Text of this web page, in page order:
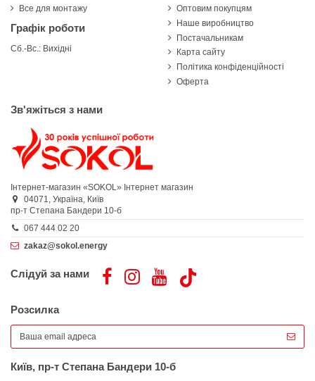
Все для монтажу
Графік роботи
Сб.-Вс.: Вихідні
Оптовим покупцям
Наше виробництво
Постачальникам
Карта сайту
Політика конфіденційності
Оферта
Зв'яжіться з нами
Інтернет-магазин «SOKOL» Інтернет магазин
04071, Україна, Київ
пр-т Степана Бандери 10-б
067 444 02 20
zakaz@sokol.energy
Слідуй за нами
Розсилка
Київ, пр-т Степана Бандери 10-б